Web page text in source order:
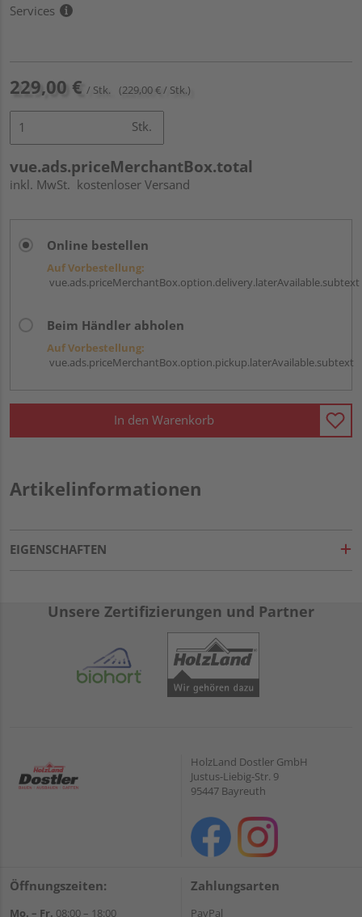
Services
229,00 € / Stk. (229,00 € / Stk.)
Stk.
vue.ads.priceMerchantBox.total
inkl. MwSt. kostenloser Versand
Online bestellen
Auf Vorbestellung:
vue.ads.priceMerchantBox.option.delivery.laterAvailable.subtext
Beim Händler abholen
Auf Vorbestellung:
vue.ads.priceMerchantBox.option.pickup.laterAvailable.subtext
In den Warenkorb
Artikelinformationen
EIGENSCHAFTEN
Unsere Zertifizierungen und Partner
HolzLand Dostler GmbH
Justus-Liebig-Str. 9
95447 Bayreuth
Öffnungszeiten:
Mo. – Fr. 08:00 – 18:00
Zahlungsarten
PayPal